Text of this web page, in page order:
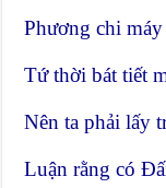
Phương chi
Tứ thời bát tiết
Nên ta phải lấy
Luận rằng có